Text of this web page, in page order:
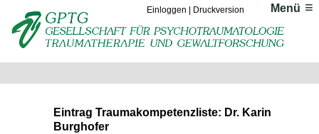
Menü
Einloggen Druckversion
Eintrag Traumakompetenzliste: Dr. Karin
Burghofer